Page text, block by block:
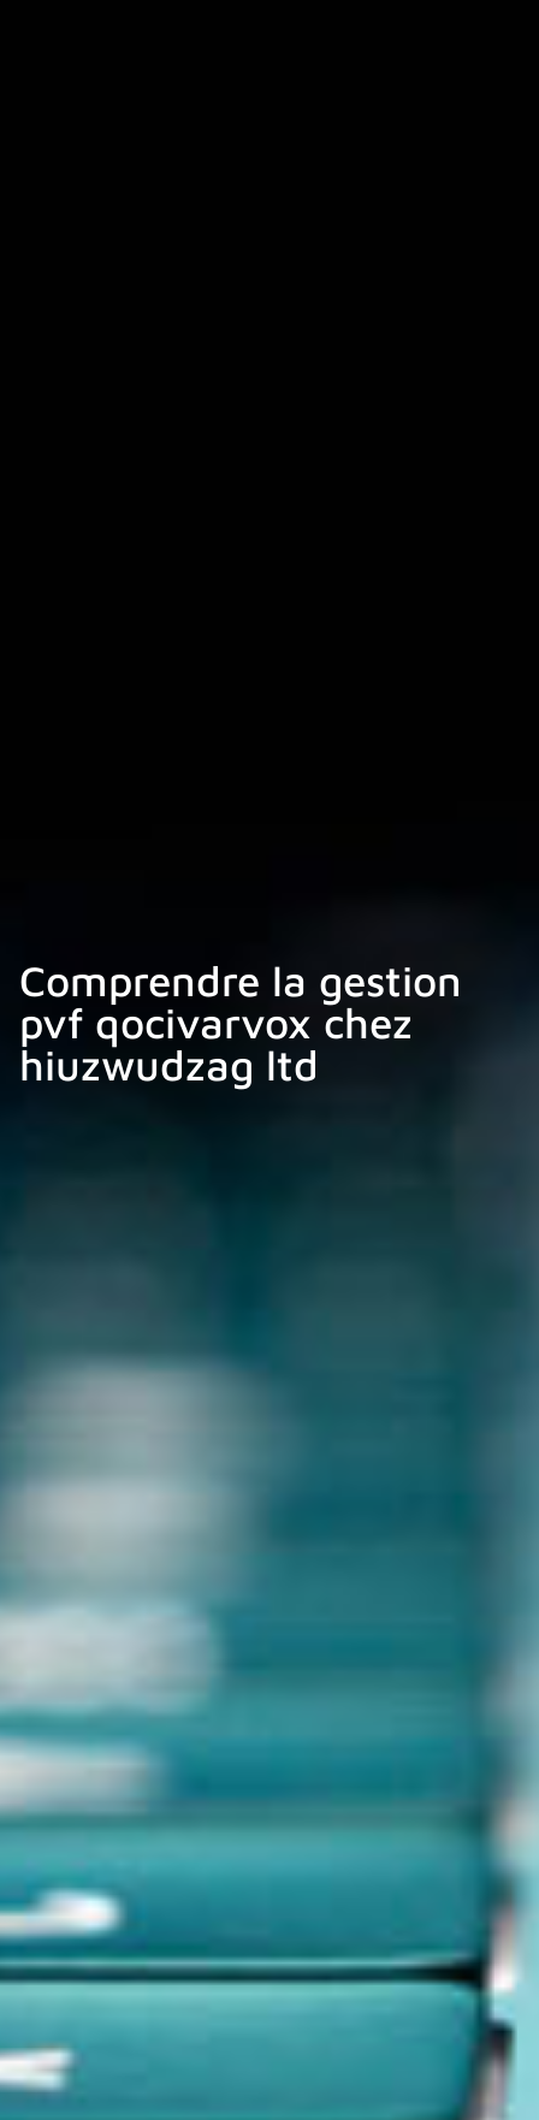
Comprendre la gestion
pvf qocivarvox chez
hiuzwudzag ltd